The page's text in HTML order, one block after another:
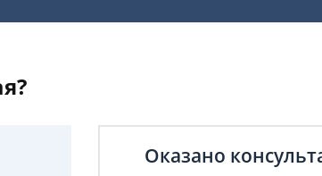
Оказано